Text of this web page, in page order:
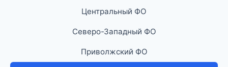
Центральный ФО
Северо-Западный ФО
Приволжский ФО